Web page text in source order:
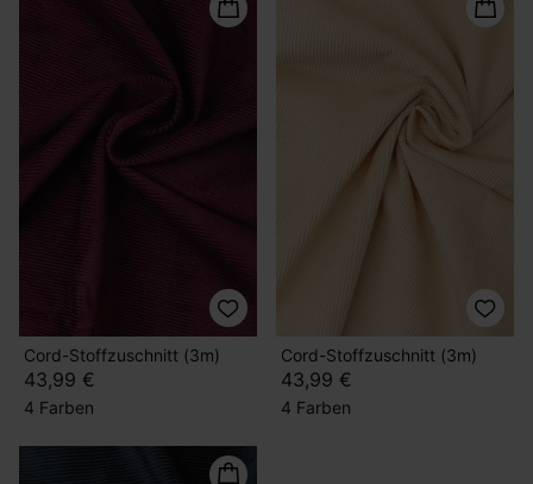
Cord-Stoffzuschnitt (3m)
43,99 €
4 Farben
Cord-Stoffzuschnitt (3m)
43,99 €
4 Farben